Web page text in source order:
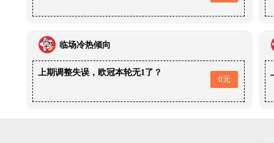
临场冷热倾向
上期调整失误，欧冠本轮无1了？
0元